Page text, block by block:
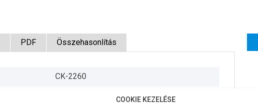
PDF Összehasonlítás
CK-2260
COOKIE KEZELÉSE